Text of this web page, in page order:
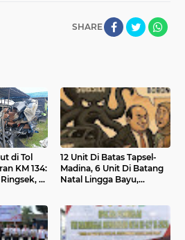
SHARE
di Tol
KM 134:
4
‎12 Unit Di Batas Tapsel-
Madina, 6 Unit Di Batang
Natal Lingga Bayu,
Penyangga PETI